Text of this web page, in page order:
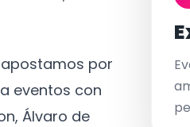
apostamos por
eventos con
Álvaro de